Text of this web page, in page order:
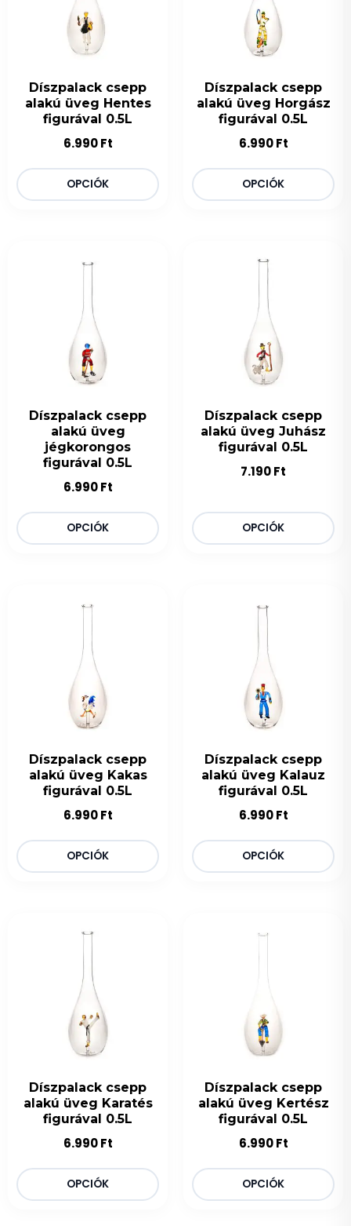
Díszpalack csepp
alakú üveg Hentes
figurával 0.5L
6.990Ft
OPCIÓK
Díszpalack csepp
alakú üveg Horgász
figurával 0.5L
6.990Ft
OPCIÓK
Díszpalack csepp
alakú üveg
jégkorongos
figurával 0.5L
6.990Ft
OPCIÓK
Díszpalack csepp
alakú üveg Juhász
figurával 0.5L
7.190Ft
OPCIÓK
Díszpalack csepp
alakú üveg Kakas
figurával 0.5L
6.990Ft
OPCIÓK
Díszpalack csepp
alakú üveg Kalauz
figurával 0.5L
6.990Ft
OPCIÓK
Díszpalack csepp
alakú üveg Karatés
figurával 0.5L
6.990Ft
OPCIÓK
Díszpalack csepp
alakú üveg Kertész
figurával 0.5L
6.990Ft
OPCIÓK